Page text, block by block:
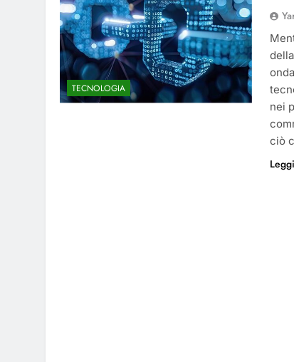
TECNOLOGIA
nei
ciò